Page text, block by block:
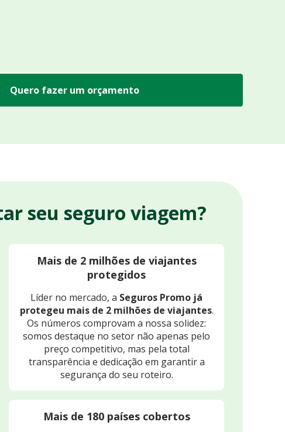
Quero fazer um orçamento
seu seguro viagem?
Mais de 2 milhões de viajantes
protegidos
Líder no mercado, a Seguros Promo já
protegeu mais de 2 milhões de viajantes.
Os números comprovam a nossa solidez:
somos destaque no setor não apenas pelo
preço competitivo, mas pela total
transparência e dedicação em garantir a
segurança do seu roteiro.
Mais de 180 países cobertos